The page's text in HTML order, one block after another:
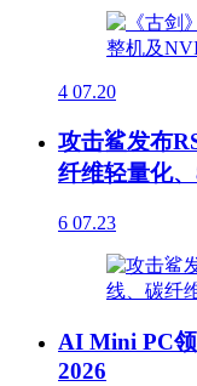
4 07.20
攻击鲨发布
纤维轻量化
6 07.23
AI Mini PC
2026